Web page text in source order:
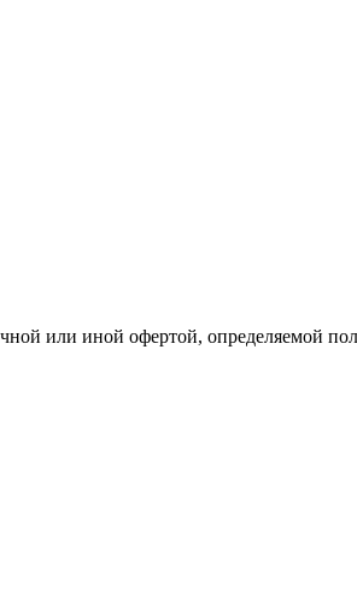
или иной офертой, определяемой